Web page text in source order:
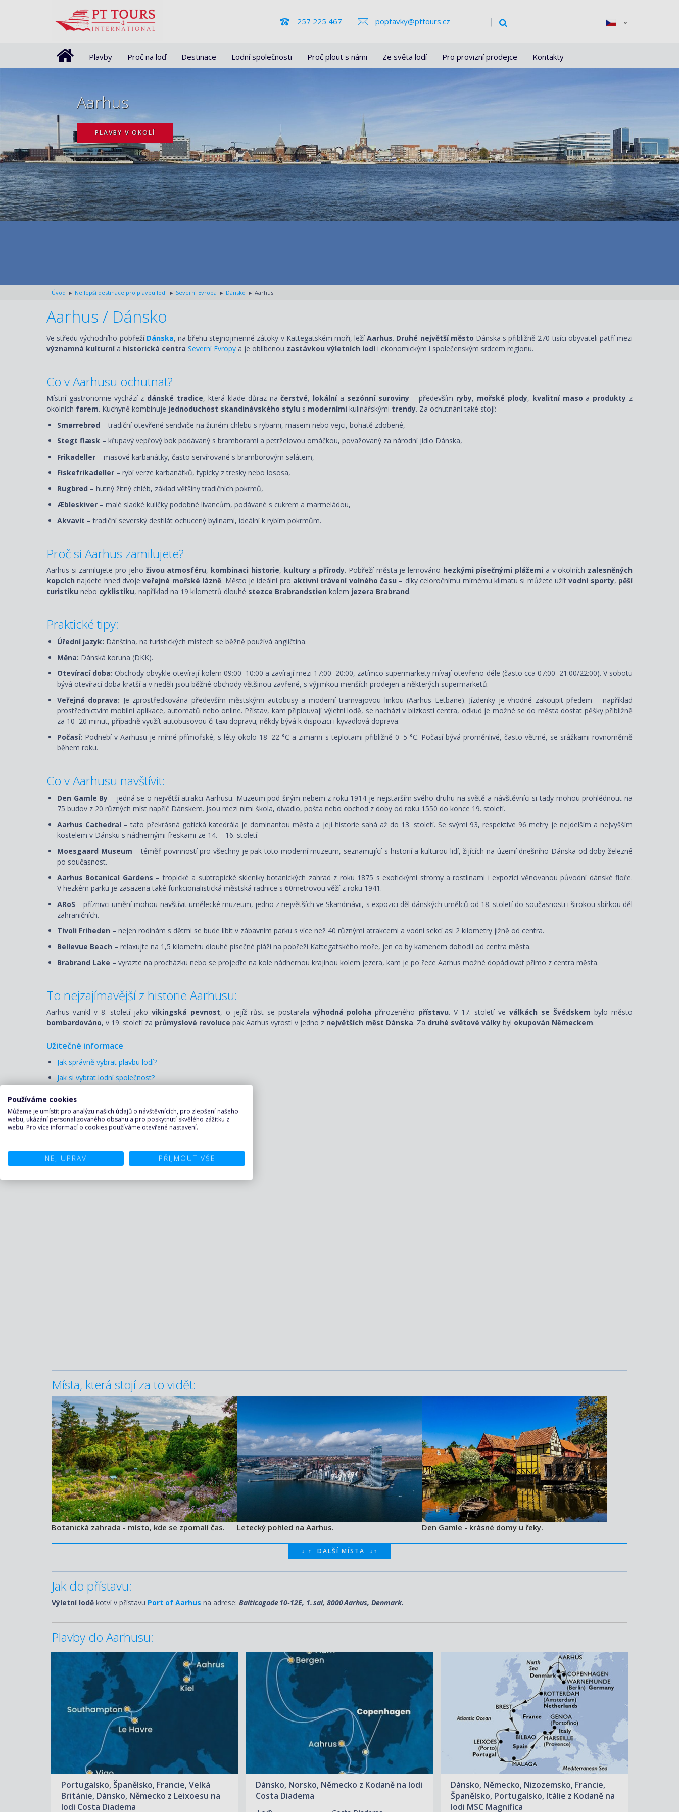
257 225 467 poptavky@pttours.cz
Plavby Proč na loď Destinace Lodní společnosti Proč plout s námi Ze světa lodí Pro provizní prodejce Kontakty
Aarhus
PLAVBY V OKOLÍ
Úvod Nejlepší destinace pro plavbu lodí Severní Evropa Dánsko Aarhus
Aarhus / Dánsko
Ve středu východního pobřeží Dánska, na břehu stejnojmenné zátoky v Kattegatském moři, ležíAarhus. Druhé největší město Dánska s přibližně 270 tisíci obyvateli patří mezi
významná kulturní a historická centra Severní Evropy a je oblíbenou zastávkou výletních lodíi ekonomickým i společenským srdcem regionu.
Co v Aarhusu ochutnat?
Místní gastronomie vychází z dánské tradice, která klade důraz načerstvé, lokální a sezónní suroviny– především ryby, mořské plody, kvalitní maso a produkty z
okolních farem. Kuchyně kombinuje jednoduchost skandinávského stylu s moderními kulinářskými trendy. Za ochutnání také stojí:
Smørrebrød – tradiční otevřené sendviče na žitném chlebu s rybami, masem nebo vejci, bohatě zdobené,
Stegt flæsk – křupavý vepřový bok podávaný s bramborami a petrželovou omáčkou, považovaný za národní jídlo Dánska,
Frikadeller – masové karbanátky, často servírované s bramborovým salátem,
Fiskefrikadeller – rybí verze karbanátků, typicky z tresky nebo lososa,
Rugbrød – hutný žitný chléb, základ většiny tradičních pokrmů,
Æbleskiver – malé sladké kuličky podobné lívancům, podávané s cukrem a marmeládou,
Akvavit – tradiční severský destilát ochucený bylinami, ideální k rybím pokrmům.
Proč si Aarhus zamilujete?
Aarhus si zamilujete pro jeho živou atmosféru, kombinaci historie, kulturya přírody. Pobřeží města je lemováno hezkými písečnými plážemi a v okolních zalesněných
kopcích najdete hned dvojeveřejné mořské lázně. Město je ideální pro aktivní trávení volného času – díky celoročnímu mírnému klimatu si můžete užítvodní sporty, pěší
turistiku nebo cyklistiku, například na 19 kilometrů dlouhé stezce Brabrandstien kolem jezera Brabrand.
Praktické tipy:
Úřední jazyk: Dánština, na turistických místech se běžně používá angličtina.
Měna: Dánská koruna (DKK).
Otevírací doba:Obchody obvykle otevírají kolem 09:00–10:00 a zavírají mezi 17:00–20:00, zatímco supermarkety mívají otevřeno déle (často cca 07:00–21:00/22:00). V sobotu
bývá otevírací doba kratší a v neděli jsou běžné obchody většinou zavřené, s výjimkou menších prodejen a některých supermarketů.
Veřejná doprava: Je zprostředkována především městskými autobusy a moderní tramvajovou linkou (Aarhus Letbane). Jízdenky je vhodné zakoupit předem – například
prostřednictvím mobilní aplikace, automatů nebo online. Přístav, kam připlouvají výletní lodě, se nachází v blízkosti centra, odkud je možné se do města dostat pěšky přibližně
za 10–20 minut, případně využít autobusovou či taxi dopravu; někdy bývá k dispozici i kyvadlová doprava.
Počasí: Podnebí v Aarhusu je mírné přímořské, s léty okolo 18–22 °C a zimami s teplotami přibližně 0–5 °C. Počasí bývá proměnlivé, často větrné, se srážkami rovnoměrně
během roku.
Co vAarhusu navštívit:
Den Gamle By – jedná se o největší atrakci Aarhusu. Muzeum pod širým nebem z roku 1914 je nejstarším svého druhu na světě a návštěvníci si tady mohou prohlédnout na
75 budov z 20 různých míst napříč Dánskem. Jsou mezi nimi škola, divadlo, pošta nebo obchod z doby od roku 1550 do konce 19. století.
Aarhus Cathedral – tato překrásná gotická katedrála je dominantou města a její historie sahá až do 13. století. Se svými 93, respektive 96 metry je nejdelším a nejvyšším
kostelem v Dánsku s nádhernými freskami ze 14. – 16. století.
Moesgaard Museum – téměř povinností pro všechny je pak toto moderní muzeum, seznamující s historií a kulturou lidí, žijících na území dnešního Dánska od doby železné
po současnost.
Aarhus Botanical Gardens – tropické a subtropické skleníky botanických zahrad z roku 1875 s exotickými stromy a rostlinami i expozicí věnovanou původní dánské floře.
V hezkém parku je zasazena také funkcionalistická městská radnice s 60metrovou věží z roku 1941.
ARoS – příznivci umění mohou navštívit umělecké muzeum, jedno z největších ve Skandinávii, s expozici děl dánských umělců od 18. století do současnosti i širokou sbírkou děl
zahraničních.
Tivoli Friheden – nejen rodinám s dětmi se bude líbit v zábavním parku s více než 40 různými atrakcemi a vodní sekcí asi 2 kilometry jižně od centra.
Bellevue Beach – relaxujte na 1,5 kilometru dlouhé písečné pláži na pobřeží Kattegatského moře, jen co by kamenem dohodil od centra města.
Brabrand Lake – vyrazte na procházku nebo se projeďte na kole nádhernou krajinou kolem jezera, kam je po řece Aarhus možné dopádlovat přímo z centra města.
To nejzajímavější z historie Aarhusu:
Aarhus vznikl v 8. století jako vikingská pevnost, o jejíž růst se postarala výhodná poloha přirozeného přístavu. V 17. století veválkách se Švédskem bylo město
bombardováno, v 19. století za průmyslové revoluce pak Aarhus vyrostl v jedno z největších měst Dánska. Za druhé světové války byl okupován Německem.
Užitečné informace
Jak správně vybrat plavbu lodí?
Jak si vybrat lodní společnost?
Mapa přístavu:
Místa, která stojí za to vidět:
Botanická zahrada - místo, kde se zpomalí čas. Letecký pohled na Aarhus. Den Gamle - krásné domy u řeky.
↓ ↑ DALŠÍ MÍSTA ↓ ↑
Jak do přístavu:
Výletní lodě kotví v přístavu Port of Aarhus na adrese: Balticagade 10‑12E, 1. sal, 8000 Aarhus, Denmark.
Plavby do Aarhusu:
Portugalsko, Španělsko, Francie, Velká
Británie, Dánsko, Německo z Leixoesu na
lodi Costa Diadema
ZOBRAZIT DETAIL
22.04.2027 – 30.04.2027
14 980 KČ/OS.
(619 €)
Dánsko, Norsko, Německo z Kodaně na lodi
Costa Diadema
01.05.2027 – 08.05.2027
(779 €)
Dánsko, Německo, Nizozemsko, Francie,
Španělsko, Portugalsko, Itálie z Kodaně na
lodi MSC Magnifica
ZOBRAZIT DETAIL
03.10.2026 – 17.10.2026
27 810 KČ/OS.
(1 149 €)
Používáme cookies
Můžeme je umístit pro analýzu našich údajů o návštěvnících, pro zlepšení našeho
webu, ukázání personalizovaného obsahu a pro poskytnutí skvělého zážitku z
webu. Pro více informací o cookies používáme otevřené nastavení.
NE, UPRAV PŘIJMOUT VŠE